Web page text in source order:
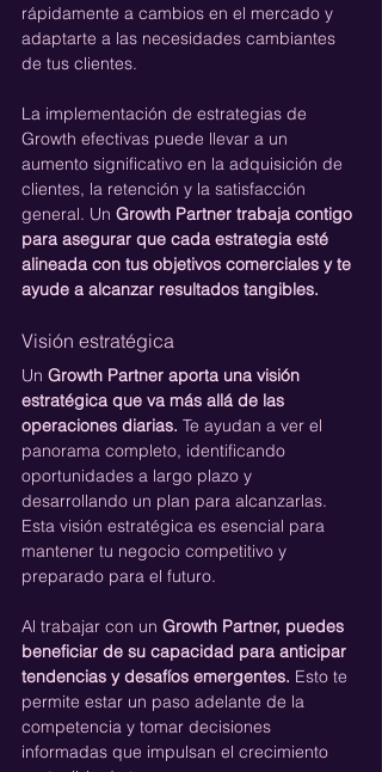
rápidamente a cambios en el mercado y
adaptarte a las necesidades cambiantes
de tus clientes.
La implementación de estrategias de
Growth efectivas puede llevar a un
aumento significativo en la adquisición de
clientes, la retención y la satisfacción
general. Un Growth Partner trabaja contigo
para asegurar que cada estrategia esté
alineada con tus objetivos comerciales y te
ayude a alcanzar resultados tangibles.
Visión estratégica
Un Growth Partner aporta una visión
estratégica que va más allá de las
operaciones diarias. Te ayudan a ver el
panorama completo, identificando
oportunidades a largo plazo y
desarrollando un plan para alcanzarlas.
Esta visión estratégica es esencial para
mantener tu negocio competitivo y
preparado para el futuro.
Al trabajar con un Growth Partner, puedes
beneficiar de su capacidad para anticipar
tendencias y desafíos emergentes. Esto te
permite estar un paso adelante de la
competencia y tomar decisiones
informadas que impulsan el crecimiento